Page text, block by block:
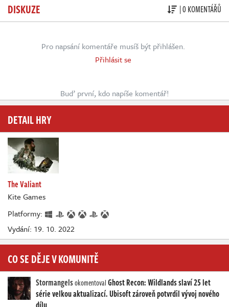
DISKUZE | 0 KOMENTÁŘŮ
Pro napsání komentáře musíš být přihlášen.
Přihlásit se
Buď první, kdo napíše komentář!
DETAIL HRY
The Valiant
Kite Games
Platformy:
Vydání: 19. 10. 2022
CO SE DĚJE V KOMUNITĚ
StormangelsokomentovalGhost Recon: Wildlands slaví 25 let
série velkou aktualizací. Ubisoft zároveň potvrdil vývoj nového